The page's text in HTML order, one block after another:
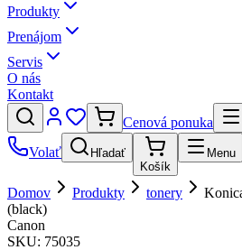
Produkty
Prenájom
Servis
O nás
Kontakt
Cenová ponuka
Volať
Hľadať
Košík
Menu
Domov Produkty tonery
(black)
Canon
SKU: 75035